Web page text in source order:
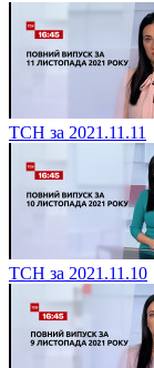
ТСН за 2021.11.11
ТСН за 2021.11.10